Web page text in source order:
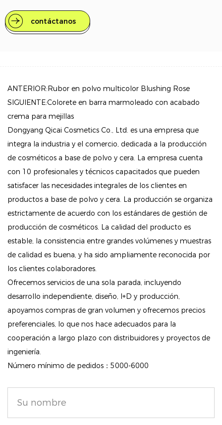
Características clave
brillo radiante, haciendo que su piel luzca
revitalizada y saludable.
Ingredientes que mejoran el estado de ánimo: con
nuestra exclusiva mezcla happy boost, este rubor
incorpora extractos de plantas naturales conocidos
por sus propiedades para mejorar el estado de
ánimo. Estos ingredientes imitan los efectos de las
bienestar.
Fórmula respetuosa con la piel: aprobado por
dermatólogos e hipoalergénico, este rubor no
contiene parabenos y no es comedogénico, lo que
garantiza que sea seguro para todo tipo de piel.
Puedes disfrutar de una apariencia hermosa sin
preocuparte por la irritación o los brotes.
Perlas Iluminadoras: La inclusión de perlas
multirreflectantes le da a tus mejillas una suave
iridiscencia, resaltando tus contornos faciales y
agregando un toque de luminosidad que realza tu
Aroma alegre: Cada aplicación se complementa con
el delicioso aroma de violeta, creando una
contáctanos
ANTERIOR:Rubor en polvo multicolor Blushing Rose
SIGUIENTE:Colorete en barra marmoleado con acabado
crema para mejillas
Dongyang Qicai Cosmetics Co., Ltd. es una empresa que
integra la industria y el comercio, dedicada a la producción
de cosméticos a base de polvo y cera. La empresa cuenta
con 10 profesionales y técnicos capacitados que pueden
satisfacer las necesidades integrales de los clientes en
productos a base de polvo y cera. La producción se organiza
estrictamente de acuerdo con los estándares de gestión de
producción de cosméticos. La calidad del producto es
estable, la consistencia entre grandes volúmenes y muestras
de calidad es buena, y ha sido ampliamente reconocida por
los clientes colaboradores.
Ofrecemos servicios de una sola parada, incluyendo
desarrollo independiente, diseño, I+D y producción,
apoyamos compras de gran volumen y ofrecemos precios
preferenciales, lo que nos hace adecuados para la
cooperación a largo plazo con distribuidores y proyectos de
ingeniería.
Número mínimo de pedidos：5000-6000